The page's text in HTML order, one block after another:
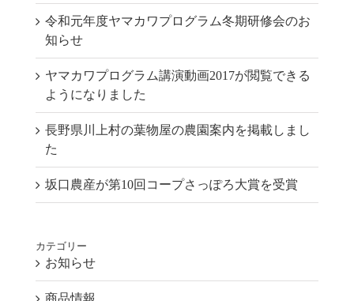
令和元年度ヤマカワプログラム冬期研修会のお
知らせ
ヤマカワプログラム講演動画2017が閲覧できる
ようになりました
長野県川上村の葉物屋の農園案内を掲載しまし
た
坂口農産が第10回コープさっぽろ大賞を受賞
カテゴリー
お知らせ
商品情報